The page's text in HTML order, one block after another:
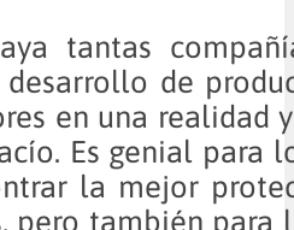
tantas
de
en una realidad
Es genial para
la mejor
pero también para